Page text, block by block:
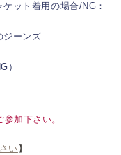
ット着用の場合/NG：
ジーンズ
）
加下さい。
い 】